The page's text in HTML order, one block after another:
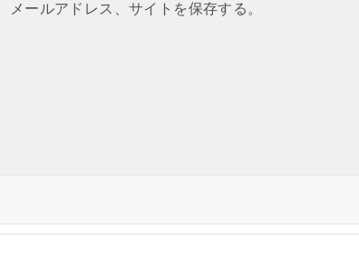
ールアドレス、サイトを保存する。